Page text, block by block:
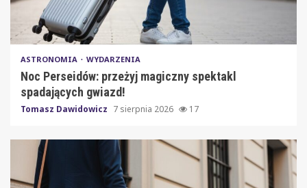
ASTRONOMIA WYDARZENIA
Noc Perseidów: przeżyj magiczny spektakl
spadających gwiazd!
Tomasz Dawidowicz 7 sierpnia 2026 17